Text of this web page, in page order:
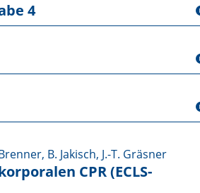
4
B. Jakisch, J.-T. Gräsner
CPR (ECLS-